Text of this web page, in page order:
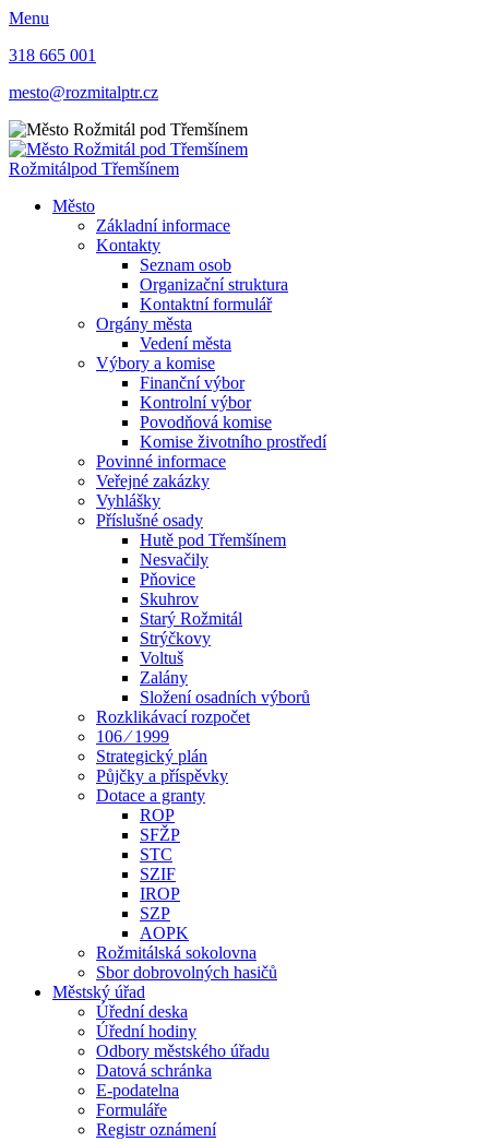
Menu
318 665 001
mesto@rozmitalptr.cz
Rožmitálpod Třemšínem
Město
Základní informace
Kontakty
Seznam osob
Organizační struktura
Kontaktní formulář
Orgány města
Vedení města
Výbory a komise
Finanční výbor
Kontrolní výbor
Povodňová komise
Komise životního prostředí
Povinné informace
Veřejné zakázky
Vyhlášky
Příslušné osady
Hutě pod Třemšínem
Nesvačily
Pňovice
Skuhrov
Starý Rožmitál
Strýčkovy
Voltuš
Zalány
Složení osadních výborů
Rozklikávací rozpočet
106 ⁄ 1999
Strategický plán
Půjčky a příspěvky
Dotace a granty
ROP
SFŽP
STC
SZIF
IROP
SZP
AOPK
Rožmitálská sokolovna
Sbor dobrovolných hasičů
Městský úřad
Úřední deska
Úřední hodiny
Odbory městského úřadu
Datová schránka
E-podatelna
Formuláře
Registr oznámení